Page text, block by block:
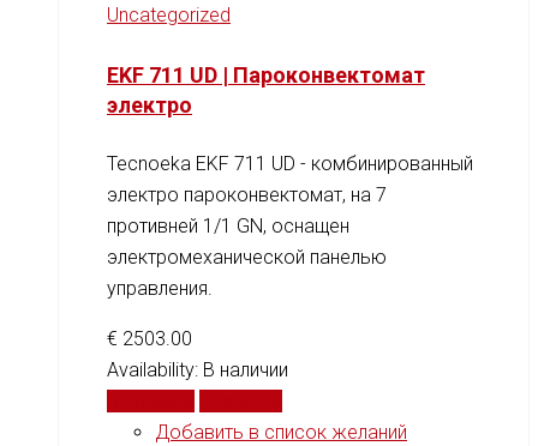
Uncategorized
EKF 711 UD | Пароконвектомат
электро
Tecnoeka EKF 711 UD - комбинированный
электро пароконвектомат, на 7
противней 1/1 GN, оснащен
электромеханической панелью
управления.
€ 2503.00
Availability: В наличии
Добавить в список желаний